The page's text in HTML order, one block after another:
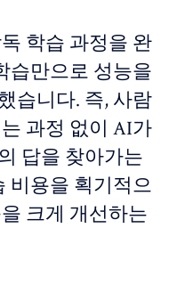
독 학습 과정을 완
습만으로 성능을
습니다. 즉, 사람
과정 없이 AI가
답을 찾아가는
비용을 획기적으
크게 개선하는